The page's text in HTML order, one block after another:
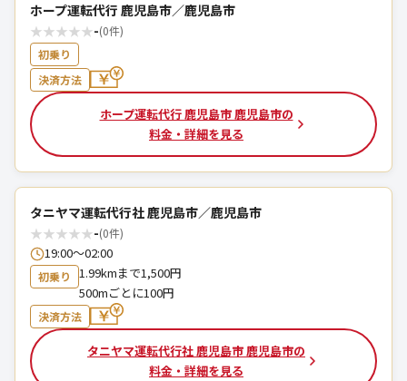
ホープ運転代行 鹿児島市／鹿児島市
★★★★★-(0件)
初乗り
決済方法
ホープ運転代行 鹿児島市 鹿児島市の
料金・詳細を見る
タニヤマ運転代行社 鹿児島市／鹿児島市
★★★★★-(0件)
19:00～02:00
初乗り
1.99kmまで1,500円
500mごとに100円
決済方法
タニヤマ運転代行社 鹿児島市 鹿児島市の
料金・詳細を見る